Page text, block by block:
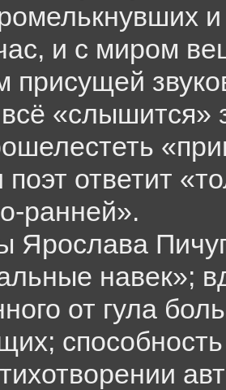
и с миром
присущей
«слышится»
поэт ответит
ранней».
Ярослава
навек»;
от гула